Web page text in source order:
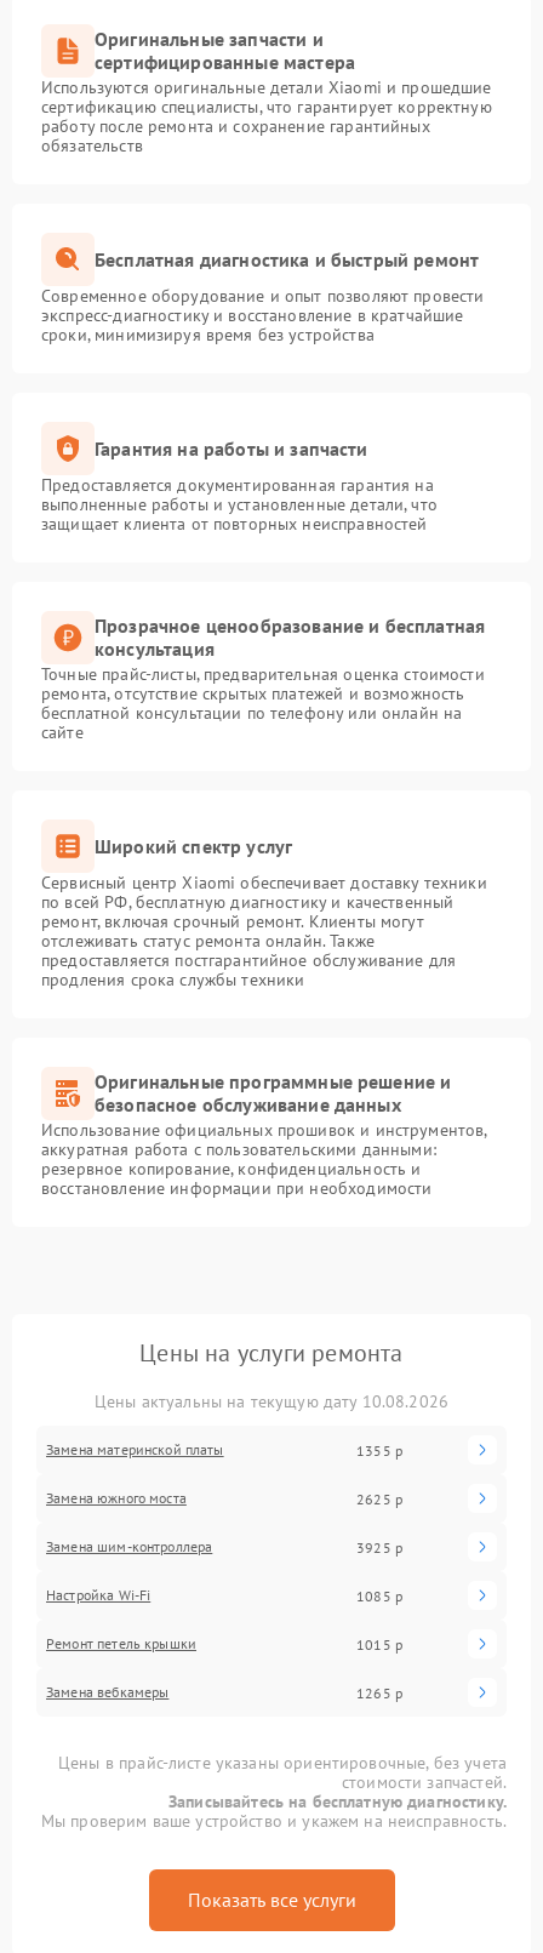
Оригинальные запчасти и
сертифицированные мастера
Используются оригинальные детали Xiaomi и прошедшие
сертификацию специалисты, что гарантирует корректную
работу после ремонта и сохранение гарантийных
обязательств
Бесплатная диагностика и быстрый ремонт
Современное оборудование и опыт позволяют провести
экспресс-диагностику и восстановление в кратчайшие
сроки, минимизируя время без устройства
Гарантия на работы и запчасти
Предоставляется документированная гарантия на
выполненные работы и установленные детали, что
защищает клиента от повторных неисправностей
Прозрачное ценообразование и бесплатная
консультация
Точные прайс-листы, предварительная оценка стоимости
ремонта, отсутствие скрытых платежей и возможность
бесплатной консультации по телефону или онлайн на
сайте
Широкий спектр услуг
Сервисный центр Xiaomi обеспечивает доставку техники
по всей РФ, бесплатную диагностику и качественный
ремонт, включая срочный ремонт. Клиенты могут
отслеживать статус ремонта онлайн. Также
предоставляется постгарантийное обслуживание для
продления срока службы техники
Оригинальные программные решение и
безопасное обслуживание данных
Использование официальных прошивок и инструментов,
аккуратная работа с пользовательскими данными:
резервное копирование, конфиденциальность и
восстановление информации при необходимости
Цены на услуги ремонта
Цены актуальны на текущую дату 10.08.2026
Замена материнской платы 1355 р
Замена южного моста 2625 р
Замена шим-контроллера 3925 р
Настройка Wi-Fi 1085 р
Ремонт петель крышки 1015 р
Замена вебкамеры 1265 р
Цены в прайс-листе указаны ориентировочные, без учета
стоимости запчастей.
Записывайтесь на бесплатную диагностику.
Мы проверим ваше устройство и укажем на неисправность.
Показать все услуги